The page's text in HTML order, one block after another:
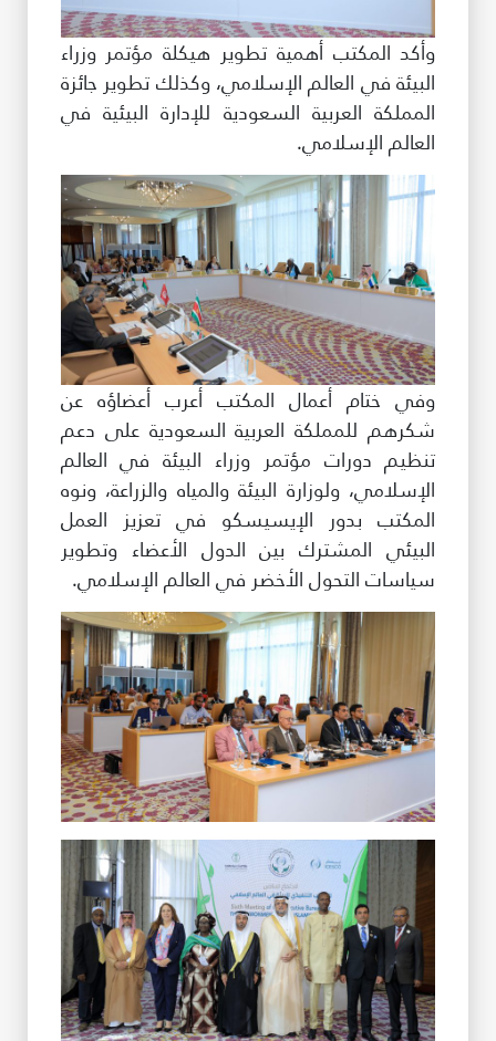
وأكد المكتب أهمية تطوير هيكلة مؤتمر وزراء
البيئة في العالم الإسلامي، وكذلك تطوير جائزة
المملكة العربية السعودية للإدارة البيئية في
العالم الإسلامي.
وفي ختام أعمال المكتب أعرب أعضاؤه عن
شكرهم للمملكة العربية السعودية على دعم
تنظيم دورات مؤتمر وزراء البيئة في العالم
الإسلامي، ولوزارة البيئة والمياه والزراعة، ونوه
المكتب بدور الإيسيسكو في تعزيز العمل
البيئي المشترك بين الدول الأعضاء وتطوير
سياسات التحول الأخضر في العالم الإسلامي.